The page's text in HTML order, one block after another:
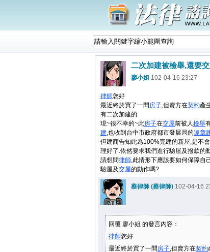
二次加建被檢舉,還要
廖小姐 102-04-16 23:27
律師您好
最近終於買了一間房子,但賣方在契約產
有二次加建的
現~很不幸的~此房子在交屋前被人檢舉
建,也收到台中市政府都市發展局的違章
但建商告知此為100%完建的新屋,是不
理好了.依然要求我們進行驗屋及撥款的
請想問律師,此情形下應該要如何保障自
驗屋及交屋的動作嗎?
蔡律師 (蔡律師) 102-04-16
回覆 廖小姐 的發言內容：
律師您好
最近終於買了一間房子,但賣方在契約